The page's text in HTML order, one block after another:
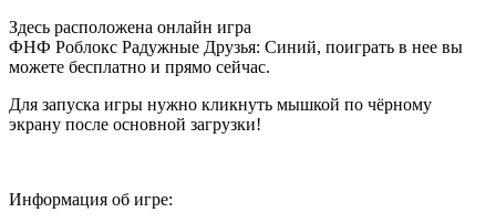
Здесь расположена онлайн игра
ФНФ Роблокс Радужные Друзья: Синий, поиграть в нее вы
можете бесплатно и прямо сейчас.
Для запуска игры нужно кликнуть мышкой по чёрному
экрану после основной загрузки!
Информация об игре: